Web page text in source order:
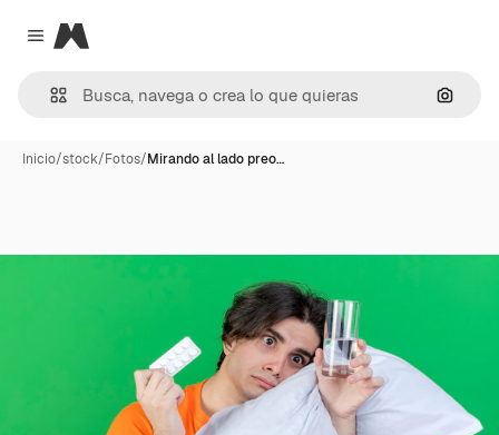
Close menu
Magnific
Inicio/stock/Fotos/Mirando al lado preo…